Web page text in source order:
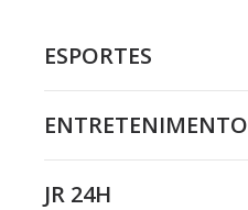
ESPORTES
ENTRETENIMENTO
JR 24H